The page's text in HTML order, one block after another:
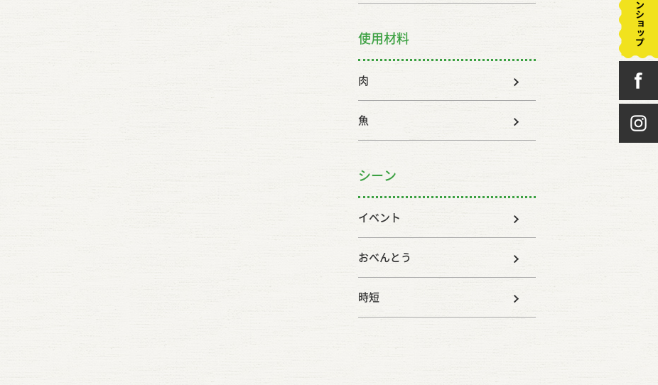
使用材料
肉
魚
シーン
イベント
おべんとう
時短